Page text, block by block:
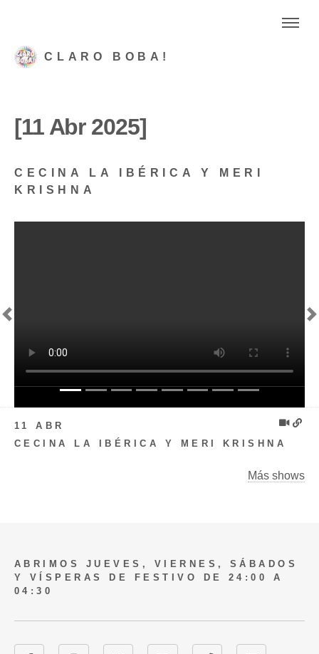
CLARO BOBA!
[11 Abr 2025]
CECINA LA IBÉRICA Y MERI
KRISHNA
Previous
11 ABR
CECINA LA IBÉRICA Y MERI KRISHNA
Más shows
ABRIMOS JUEVES, VIERNES, SÁBADOS
Y VÍSPERAS DE FESTIVO DE 24:00 A
04:30